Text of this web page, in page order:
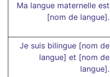
Ma langue maternelle est
[nom de langue].
Je suis bilingue [nom de
langue] et [nom de
langue].